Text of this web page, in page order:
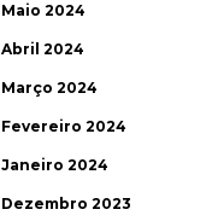
Maio 2024
Abril 2024
Março 2024
Fevereiro 2024
Janeiro 2024
Dezembro 2023